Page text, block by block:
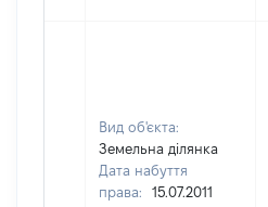
Вид об'єкта:
Земельна ділянка
Дата набуття
права:
15.07.2011